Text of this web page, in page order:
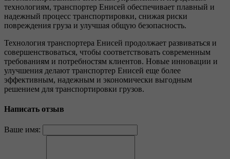
технологиям, транспортер Енисей обеспечивает плавный и
надежный процесс транспортировки, снижая риски
повреждения груза и улучшая общую безопасность.
Технология транспортера Енисей продолжает развиваться и
совершенствоваться, чтобы соответствовать современным
требованиям и потребностям клиентов. Новые инновации и
улучшения делают транспортер Енисей еще более
эффективным, надежным и экономически выгодным
решением для транспортировки грузов.
Написать отзыв
Ваше имя: